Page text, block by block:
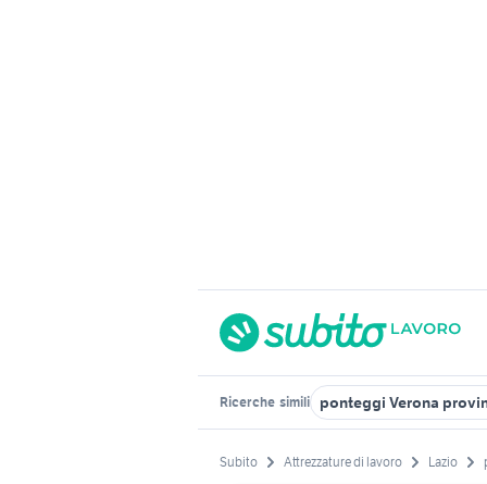
Ricerche simili ponteggi Verona
Subito Attrezzature di lavoro Lazio